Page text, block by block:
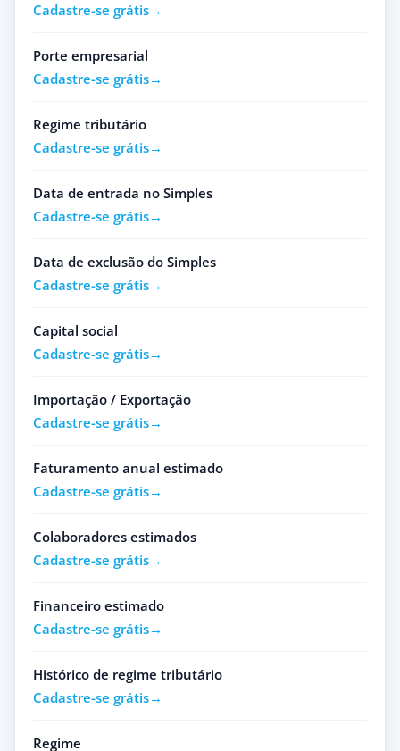
Cadastre-se grátis
Porte empresarial
Cadastre-se grátis
Regime tributário
Cadastre-se grátis
Data de entrada no Simples
Cadastre-se grátis
Data de exclusão do Simples
Cadastre-se grátis
Capital social
Cadastre-se grátis
Importação / Exportação
Cadastre-se grátis
Faturamento anual estimado
Cadastre-se grátis
Colaboradores estimados
Cadastre-se grátis
Financeiro estimado
Cadastre-se grátis
Histórico de regime tributário
Cadastre-se grátis
Regime